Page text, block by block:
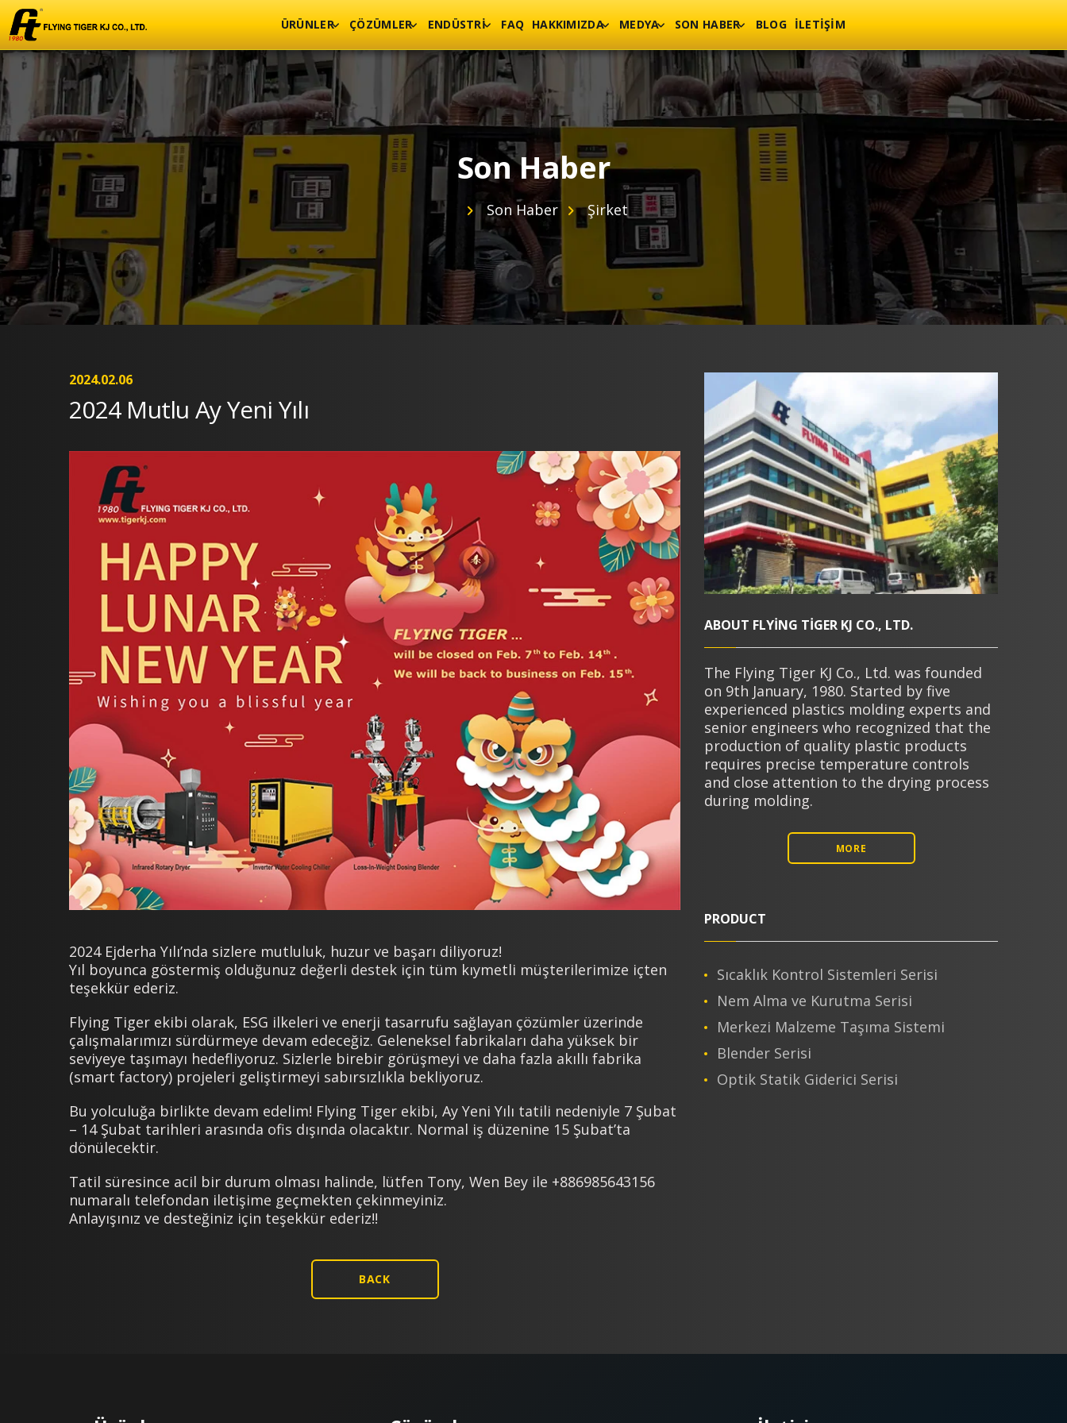
ÜRÜNLER ÇÖZÜMLER ENDÜSTRI FAQ HAKKIMIZDA MEDYA SON HABER BLOG İLETIŞIM
Son Haber
Son Haber Şirket
2024.02.06
2024 Mutlu Ay Yeni Yılı
2024 Ejderha Yılı’nda sizlere mutluluk, huzur ve başarı diliyoruz!
Yıl boyunca göstermiş olduğunuz değerli destek için tüm kıymetli müşterilerimize içten
teşekkür ederiz.
Flying Tiger ekibi olarak, ESG ilkeleri ve enerji tasarrufu sağlayan çözümler üzerinde
çalışmalarımızı sürdürmeye devam edeceğiz. Geleneksel fabrikaları daha yüksek bir
seviyeye taşımayı hedefliyoruz. Sizlerle birebir görüşmeyi ve daha fazla akıllı fabrika
(smart factory) projeleri geliştirmeyi sabırsızlıkla bekliyoruz.
Bu yolculuğa birlikte devam edelim! Flying Tiger ekibi, Ay Yeni Yılı tatili nedeniyle 7 Şubat
– 14 Şubat tarihleri arasında ofis dışında olacaktır. Normal iş düzenine 15 Şubat’ta
dönülecektir.
Tatil süresince acil bir durum olması halinde, lütfen Tony, Wen Bey ile +886985643156
numaralı telefondan iletişime geçmekten çekinmeyiniz.
Anlayışınız ve desteğiniz için teşekkür ederiz!!
BACK
ABOUT FLYING TIGER KJ CO., LTD.
The Flying Tiger KJ Co., Ltd. was founded
on 9th January, 1980. Started by five
experienced plastics molding experts and
senior engineers who recognized that the
production of quality plastic products
requires precise temperature controls
and close attention to the drying process
during molding.
MORE
PRODUCT
Sıcaklık Kontrol Sistemleri Serisi
Nem Alma ve Kurutma Serisi
Merkezi Malzeme Taşıma Sistemi
Blender Serisi
Optik Statik Giderici Serisi